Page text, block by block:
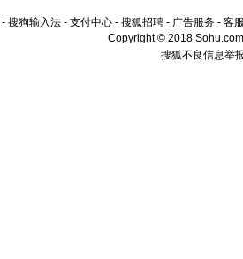
- 搜狗输入法 - 支付中心 - 搜狐招聘 - 广告服务 - 客
Copyright © 2018
搜狐不良信息举